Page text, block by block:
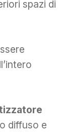
spazi di
diffuso e